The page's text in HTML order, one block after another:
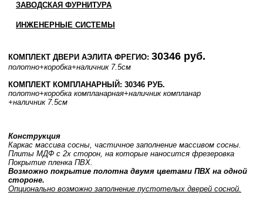
ЗАВОДСКАЯ ФУРНИТУРА
ИНЖЕНЕРНЫЕ СИСТЕМЫ
КОМПЛЕКТ ДВЕРИ АЭЛИТА ФРЕГИО: 30346 руб.
полотно+коробка+наличник 7.5см
КОМПЛЕКТ КОМПЛАНАРНЫЙ: 30346 РУБ.
полотно+коробка компланарная+наличник компланар
+наличник 7.5см
Конструкция
Каркас массива сосны, частичное заполнение массивом сосны.
Плиты МДФ с 2х сторон, на которые наносится фрезеровка
Покрытие пленка ПВХ.
Возможно покрытие полотна двумя цветами ПВХ на одной
стороне.
Опционально возможно заполнение пустотелых дверей сосной.